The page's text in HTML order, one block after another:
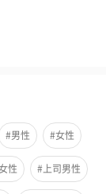
ランケット」
#男性 #女性
性 #上司男性